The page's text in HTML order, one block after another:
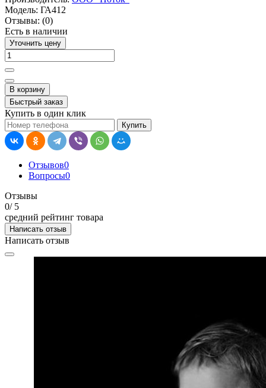
Модель: ГА412
Отзывы: (0)
Есть в наличии
Уточнить цену
В корзину
Быстрый заказ
Купить в один клик
Купить
Отзывов0
Вопросы0
Отзывы
0/ 5
средний рейтинг товара
Написать отзыв
Написать отзыв